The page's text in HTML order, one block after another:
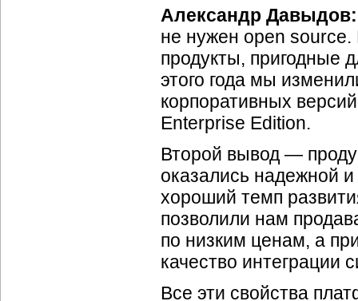
Александр Давыдов:
не нужен оpen source.
продукты, пригодные
этого года мы
корпоративных
Enterprise Edition.
Второй вывод —
оказались надежной
хороший темп
позволили нам
по низким ценам, а
качество интеграции
Все эти свойства